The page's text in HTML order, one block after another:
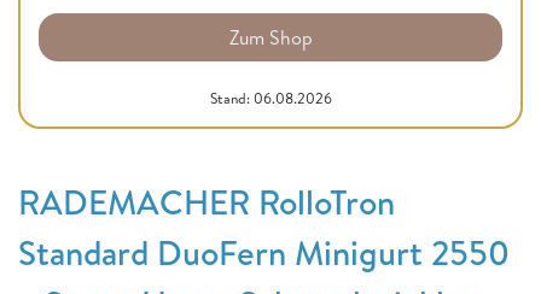
Zum Shop
Stand: 06.08.2026
RADEMACHER RolloTron
Standard DuoFern Minigurt 2550